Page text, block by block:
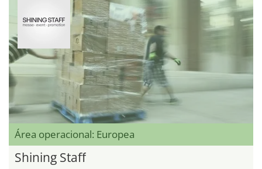
Área operacional: Europea
Shining Staff